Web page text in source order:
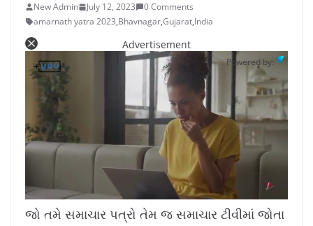
New Admin July 12, 2023
0 Comments
amarnath yatra 2023,Bhavnagar,Gujarat,India
Advertisement
Powered by:
n
u
t
d
e
જો તમે સમાચાર પત્રો તેમ જ સમાચાર ટીવીમાં જોતા